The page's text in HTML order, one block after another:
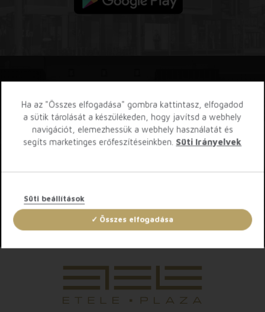
Iratkozz fel hírlevelünkre!
bármikor leiratkozhatsz.
Ha az "Összes elfogadása" gombra kattintasz, elfogadod
a sütik tárolását a készülékeden, hogy javítsd a webhely
navigációt, elemezhessük a webhely használatát és
segíts marketinges erőfeszítéseinkben. Süti Irányelvek
Összes elfogadása
Süti beállítások